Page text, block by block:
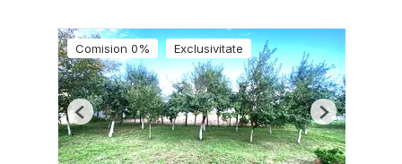
Comision 0% Exclusivitate
Previous Next